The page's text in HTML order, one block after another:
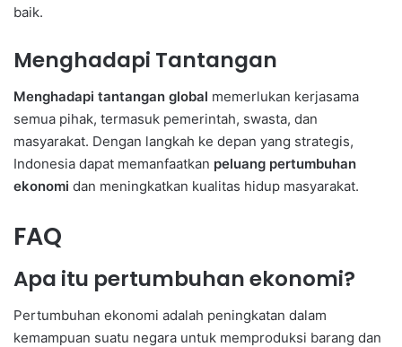
baik.
Menghadapi Tantangan
Menghadapi tantangan global memerlukan kerjasama
semua pihak, termasuk pemerintah, swasta, dan
masyarakat. Dengan langkah ke depan yang strategis,
Indonesia dapat memanfaatkan peluang pertumbuhan
ekonomi dan meningkatkan kualitas hidup masyarakat.
FAQ
Apa itu pertumbuhan ekonomi?
Pertumbuhan ekonomi adalah peningkatan dalam
kemampuan suatu negara untuk memproduksi barang dan